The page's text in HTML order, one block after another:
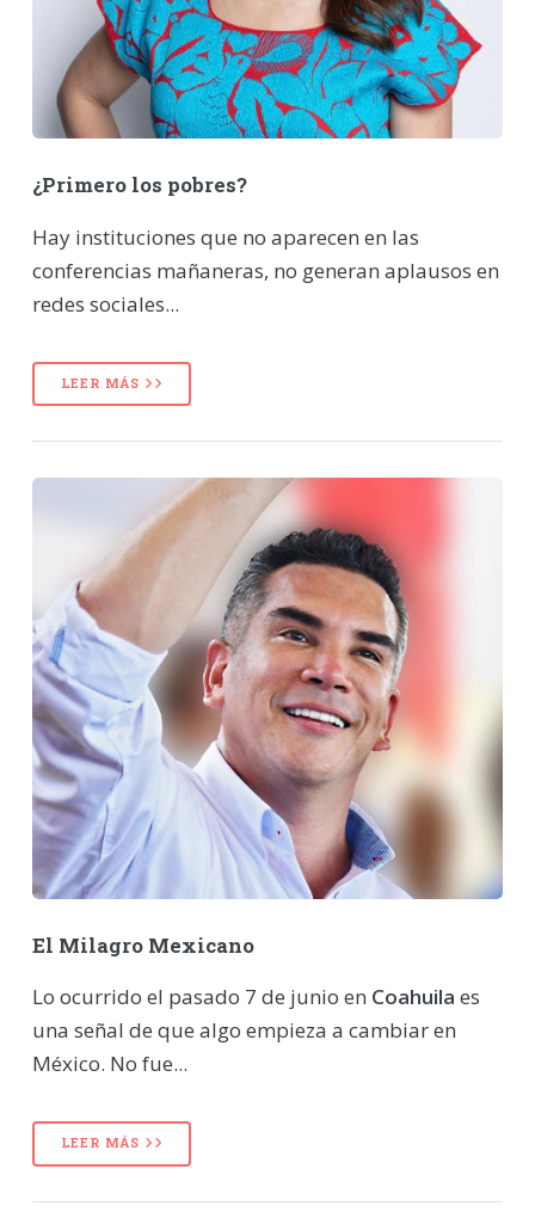
¿Primero los pobres?
Hay instituciones que no aparecen en las
conferencias mañaneras, no generan aplausos en
redes sociales...
LEER MÁS
El Milagro Mexicano
Lo ocurrido el pasado 7 de junio en Coahuila es
una señal de que algo empieza a cambiar en
México. No fue...
LEER MÁS